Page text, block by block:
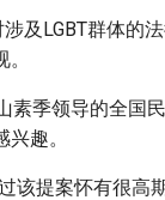
涉及LGBT群体的
素季领导的全国
趣。
该提案怀有很高